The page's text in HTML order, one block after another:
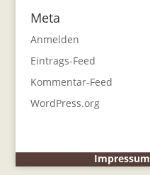
Meta
Anmelden
Eintrags-Feed
Kommentar-Feed
WordPress.org
Impressum